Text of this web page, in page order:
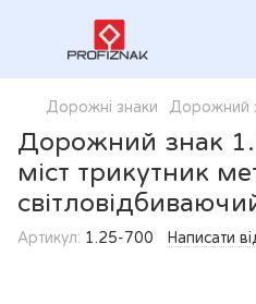
Дорожні знаки Дорожний
Дорожний знак
міст трикутник
Артикул: 1.25-700 Написати